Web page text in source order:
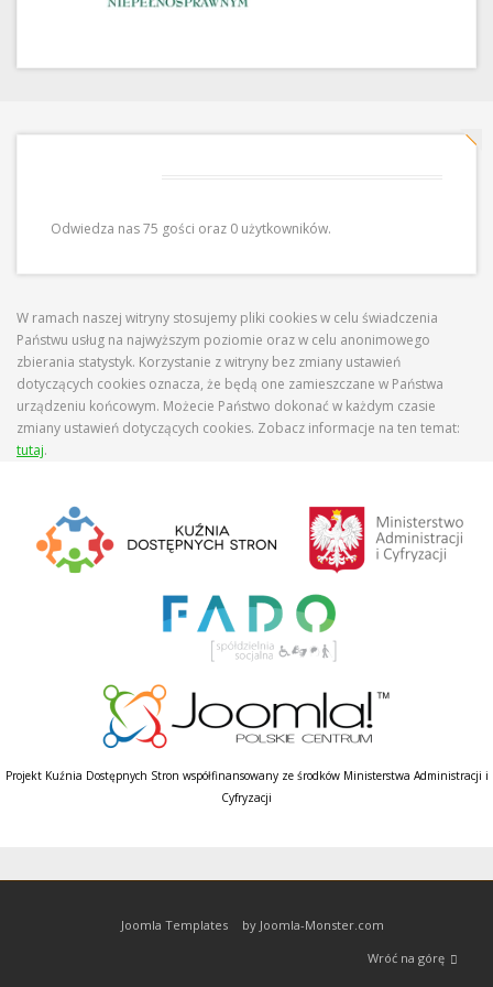
Odwiedza nas 75 gości oraz 0 użytkowników.
W ramach naszej witryny stosujemy pliki cookies w celu świadczenia
Państwu usług na najwyższym poziomie oraz w celu anonimowego
zbierania statystyk. Korzystanie z witryny bez zmiany ustawień
dotyczących cookies oznacza, że będą one zamieszczane w Państwa
urządzeniu końcowym. Możecie Państwo dokonać w każdym czasie
zmiany ustawień dotyczących cookies. Zobacz informacje na ten temat:
tutaj.
Projekt Kuźnia Dostępnych Stron współfinansowany ze środków Ministerstwa Administracji i
Cyfryzacji
Joomla Templates
by Joomla-Monster.com
Wróć na górę